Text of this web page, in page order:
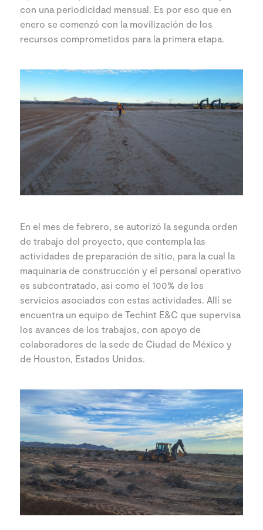
con una periodicidad mensual. Es por eso que en
enero se comenzó con la movilización de los
recursos comprometidos para la primera etapa.
En el mes de febrero, se autorizó la segunda orden
de trabajo del proyecto, que contempla las
actividades de preparación de sitio, para la cual la
maquinaria de construcción y el personal operativo
es subcontratado, así como el 100% de los
servicios asociados con estas actividades. Allí se
encuentra un equipo de Techint E&C que supervisa
los avances de los trabajos, con apoyo de
colaboradores de la sede de Ciudad de México y
de Houston, Estados Unidos.